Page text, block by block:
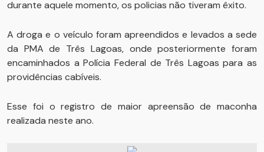
durante aquele momento, os policias não tiveram êxito.
A droga e o veículo foram apreendidos e levados a sede
da PMA de Três Lagoas, onde posteriormente foram
encaminhados a Polícia Federal de Três Lagoas para as
providências cabíveis.
Esse foi o registro de maior apreensão de maconha
realizada neste ano.